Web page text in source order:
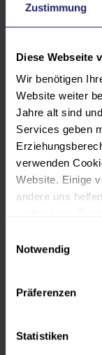
Zustimmung
Diese Webseite
Wir benötigen
Website weiter
Jahre alt sind
Services geben
verwenden
Website. Einige
andere uns
personalisierte
von Anzeigen
Angebot zu
unter "Cookies"
Notwendig
Präferenzen
Statistiken
Geprüfter
Beginn:
Präsenz
Dauer: